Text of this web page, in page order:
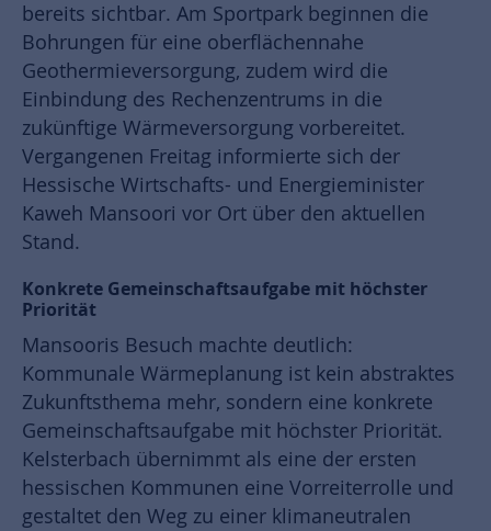
bereits sichtbar. Am Sportpark beginnen die
Bohrungen für eine oberflächennahe
Geothermieversorgung, zudem wird die
Einbindung des Rechenzentrums in die
zukünftige Wärmeversorgung vorbereitet.
Vergangenen Freitag informierte sich der
Hessische Wirtschafts- und Energieminister
Kaweh Mansoori vor Ort über den aktuellen
Stand.
Konkrete Gemeinschaftsaufgabe mit höchster
Priorität
Mansooris Besuch machte deutlich:
Kommunale Wärmeplanung ist kein abstraktes
Zukunftsthema mehr, sondern eine konkrete
Gemeinschaftsaufgabe mit höchster Priorität.
Kelsterbach übernimmt als eine der ersten
hessischen Kommunen eine Vorreiterrolle und
gestaltet den Weg zu einer klimaneutralen